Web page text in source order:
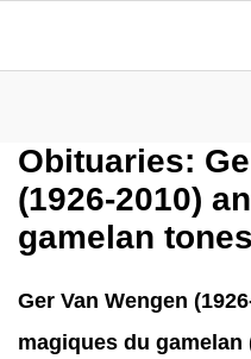
Obituaries:
(1926-2010)
gamelan
Ger Van Wengen
magiques du gamelan